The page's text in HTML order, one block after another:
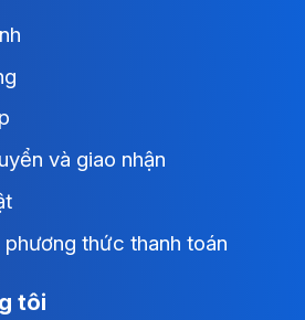
và giao nhận
thức thanh toán
tôi